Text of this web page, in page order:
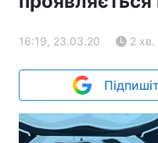
16:19, 23.03.20 2 хв.